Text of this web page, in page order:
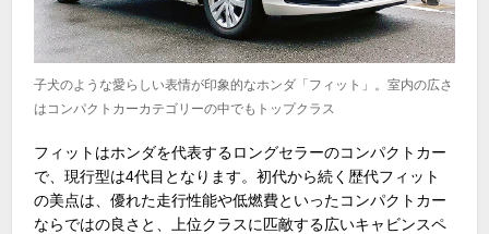
子犬のような愛らしい表情が印象的なホンダ「フィット」。室内の広さ
はコンパクトカーカテゴリーの中でもトップクラス
フィットはホンダを代表するロングセラーのコンパクトカー
で、現行型は4代目となります。初代から続く歴代フィット
の美点は、優れた走行性能や低燃費といったコンパクトカー
ならではの良さと、上位クラスに匹敵する広いキャビンスペ